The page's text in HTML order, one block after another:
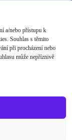
a/nebo přístupu k
Souhlas s těmito
při procházení nebo
může nepříznivě
asistenta